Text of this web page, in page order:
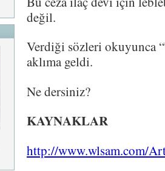
değil.
Verdiği sözleri okuyunca “
aklıma geldi.
Ne dersiniz?
KAYNAKLAR
http://www.wlsam.com/